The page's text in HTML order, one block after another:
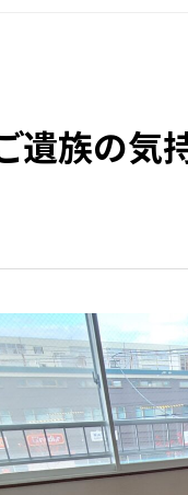
遺族の気